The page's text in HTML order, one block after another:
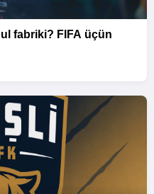
fabriki? FIFA üçün